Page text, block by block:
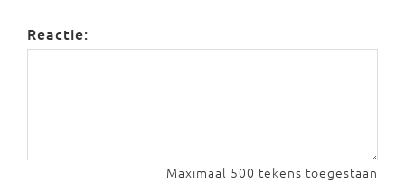
Reactie:
Maximaal 500 tekens toegestaan